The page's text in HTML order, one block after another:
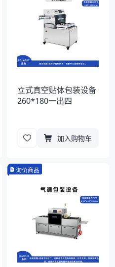
立式真空贴体包装设备
260*180一出四
加入购物车
询价商品